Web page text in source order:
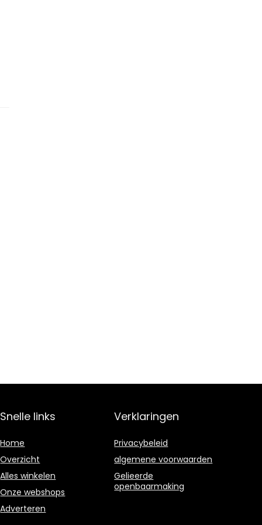
Snelle links
Home
Overzicht
Alles winkelen
Onze webshops
Adverteren
Verklaringen
Privacybeleid
algemene voorwaarden
Gelieerde
openbaarmaking